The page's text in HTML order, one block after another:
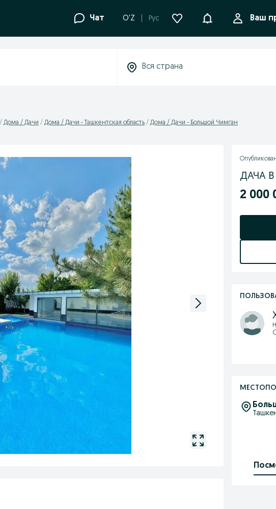
Чат O'Z Рус УведомленияВаш
Дома / Дачи Дома / Дачи - Ташкентская область Дома / Дачи - Большой Чимган
ДАЧА В
2 000